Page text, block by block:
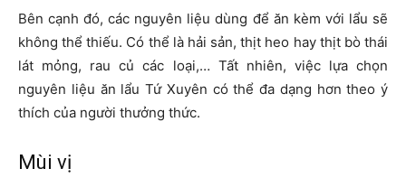
Bên cạnh đó, các nguyên liệu dùng để ăn kèm với lẩu sẽ
không thể thiếu. Có thể là hải sản, thịt heo hay thịt bò thái
lát mỏng, rau củ các loại,… Tất nhiên, việc lựa chọn
nguyên liệu ăn lẩu Tứ Xuyên có thể đa dạng hơn theo ý
thích của người thưởng thức.
Mùi vị